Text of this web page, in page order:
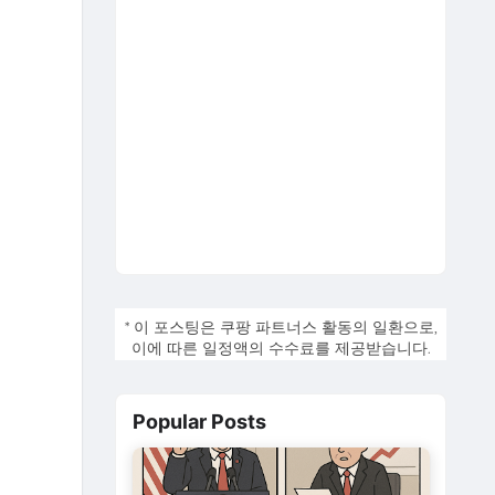
* 이 포스팅은 쿠팡 파트너스 활동의 일환으로,
이에 따른 일정액의 수수료를 제공받습니다.
Popular Posts